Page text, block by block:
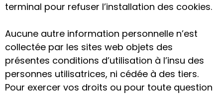
terminal pour refuser l’installation des cookies.
Aucune autre information personnelle n’est
collectée par les sites web objets des
présentes conditions d’utilisation à l’insu des
personnes utilisatrices, ni cédée à des tiers.
Pour exercer vos droits ou pour toute question